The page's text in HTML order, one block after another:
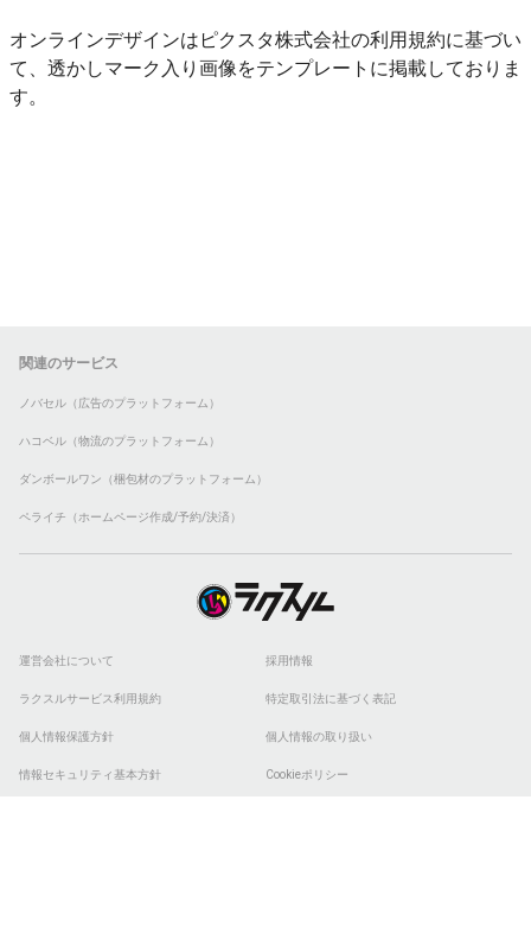
オンラインデザインはピクスタ株式会社の利用規約に基づい
て、透かしマーク入り画像をテンプレートに掲載しておりま
す。
関連のサービス
ノバセル（広告のプラットフォーム）
ハコベル（物流のプラットフォーム）
ダンボールワン（梱包材のプラットフォーム）
ペライチ（ホームページ作成/予約/決済）
運営会社について 採用情報
ラクスルサービス利用規約 特定取引法に基づく表記
個人情報保護方針 個人情報の取り扱い
情報セキュリティ基本方針 Cookieポリシー